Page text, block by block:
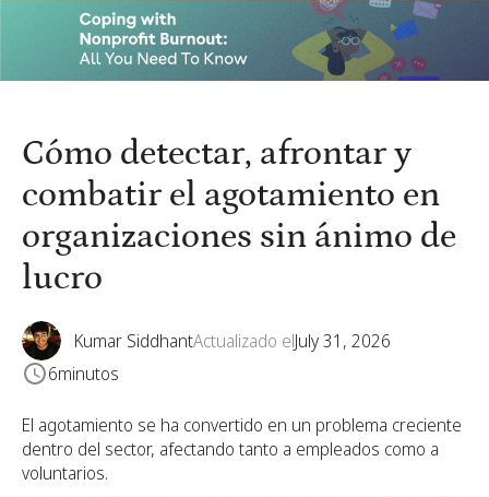
Cómo detectar, afrontar y
combatir el agotamiento en
organizaciones sin ánimo de
lucro
Kumar SiddhantActualizado elJuly 31, 2026
6minutos
El agotamiento se ha convertido en un problema creciente
dentro del sector, afectando tanto a empleados como a
voluntarios.